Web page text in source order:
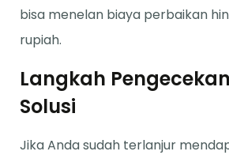
bisa menelan biaya perbaikan
rupiah.
Langkah
Solusi
Jika Anda sudah terlanjur